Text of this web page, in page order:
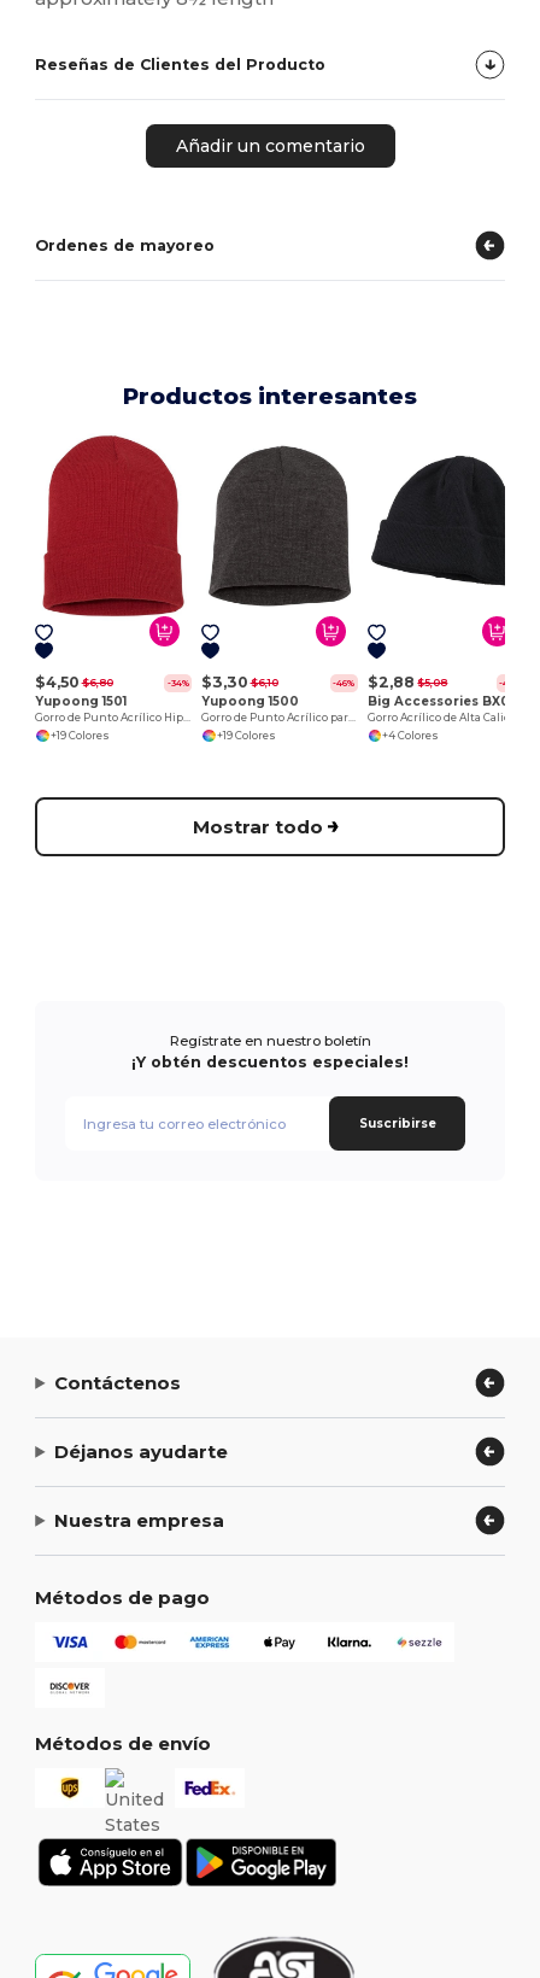
Reseñas de Clientes del Producto
Añadir un comentario
Ordenes de mayoreo
Productos interesantes
$4,50 $6,80 -34%
Yupoong 1501
Gorro de Punto Acrílico Hipoalergénico
+19 Colores
$3,30 $6,10 -46%
Yupoong 1500
Gorro de Punto Acrílico para Bordado
+19 Colores
$2,88 $5,08 -43%
Big Accessories BX031
+4 Colores
Mostrar todo
Regístrate en nuestro boletín
¡Y obtén descuentos especiales!
Suscribirse
Contáctenos
Déjanos ayudarte
Nuestra empresa
Métodos de pago
Métodos de envío